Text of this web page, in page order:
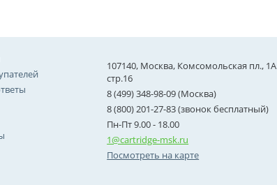
107140, Москва, Комсомольская пл., 1А
стр.16
8 (499) 348-98-09 (Москва)
8 (800) 201-27-83 (звонок бесплатный)
Пн-Пт 9.00 - 18.00
1@cartridge-msk.ru
Посмотреть на карте